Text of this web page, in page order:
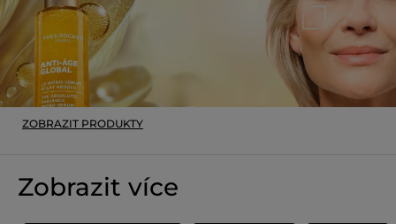
ZOBRAZIT PRODUKTY
Zobrazit více